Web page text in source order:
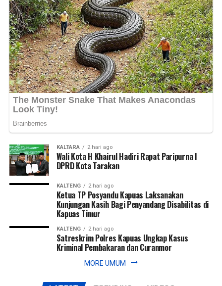
validasi data.
“Kami ingin seluruh data desa
dan kelurahan dapat diinput secara akurat sehingga mampu
menggambarkan kondisi riil sebagai dasar penilaian
perkembangan desa,” ujarnya. (Ujg/SB)
Views: 29
Bagikan ke
WhatsApp
Messenger 0
KALTARA 2 hari ago
Wali Kota H Khairul Hadiri Rapat Paripurna I
DPRD Kota Tarakan
KALTENG 2 hari ago
Ketua TP Posyandu Kapuas Laksanakan
Kunjungan Kasih Bagi Penyandang Disabilitas di
Kapuas Timur
KALTENG 2 hari ago
Satreskrim Polres Kapuas Ungkap Kasus
Kriminal Pembakaran dan Curanmor
MORE UMUM